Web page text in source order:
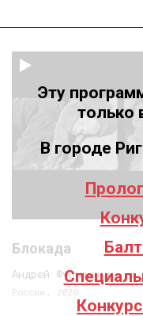
Блокада
Андрей Фурманчук
Россия, 2020
Эту
только
В городе